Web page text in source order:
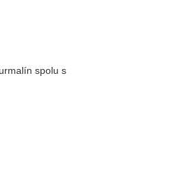
spolu s